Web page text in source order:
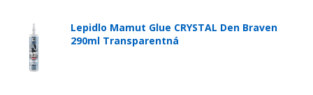
Lepidlo Mamut Glue CRYSTAL Den Braven
290ml Transparentná